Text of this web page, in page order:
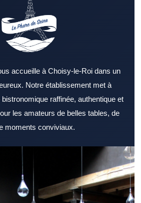
accueille à Choisy-le-Roi dans un
Notre établissement met à
bistronomique raffinée, authentique et
les amateurs de belles tables, de
moments conviviaux.
Val de Marne apprécié est un excellent
manger. Un Restaurant Val de Marne
couples qu’aux groupes d’amis. Le
de Marne améliore nettement le
carte bien pensée dans un
renforce l’intérêt des clients. Des